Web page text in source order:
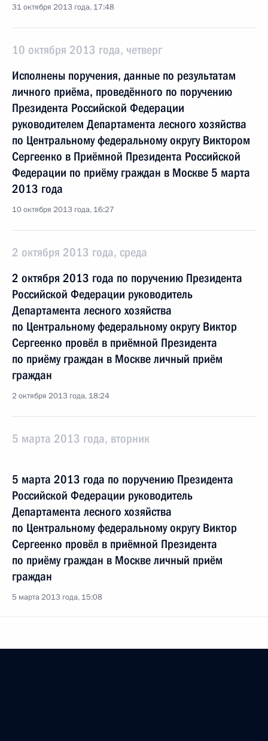
31 октября 2013 года, 17:48
10 октября 2013 года, четверг
Исполнены поручения, данные по результатам
личного приёма, проведённого по поручению
Президента Российской Федерации
руководителем Департамента лесного хозяйства
по Центральному федеральному округу Виктором
Сергеенко в Приёмной Президента Российской
Федерации по приёму граждан в Москве 5 марта
2013 года
10 октября 2013 года, 16:27
2 октября 2013 года, среда
2 октября 2013 года по поручению Президента
Российской Федерации руководитель
Департамента лесного хозяйства
по Центральному федеральному округу Виктор
Сергеенко провёл в приёмной Президента
по приёму граждан в Москве личный приём
граждан
2 октября 2013 года, 18:24
5 марта 2013 года, вторник
5 марта 2013 года по поручению Президента
Российской Федерации руководитель
Департамента лесного хозяйства
по Центральному федеральному округу Виктор
Сергеенко провёл в приёмной Президента
по приёму граждан в Москве личный приём
граждан
5 марта 2013 года, 15:08